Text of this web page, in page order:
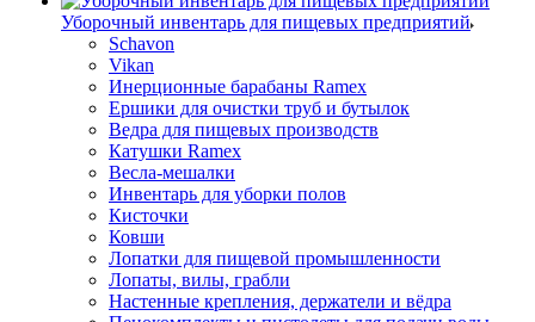
Уборочный инвентарь для пищевых предприятий
Schavon
Vikan
Инерционные барабаны Ramex
Ершики для очистки труб и бутылок
Ведра для пищевых производств
Катушки Ramex
Весла-мешалки
Инвентарь для уборки полов
Кисточки
Ковши
Лопатки для пищевой промышленности
Лопаты, вилы, грабли
Настенные крепления, держатели и вёдра